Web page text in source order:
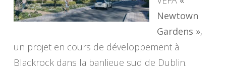
Newtown
Gardens »,
un projet en cours de développement à
Blackrock dans la banlieue sud de Dublin.